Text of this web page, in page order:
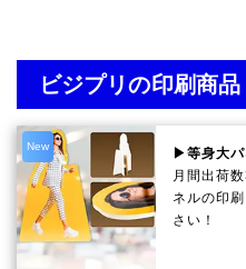
ビジプリの印刷商品
New
▶等身大
月間出荷
ネルの印
さい！